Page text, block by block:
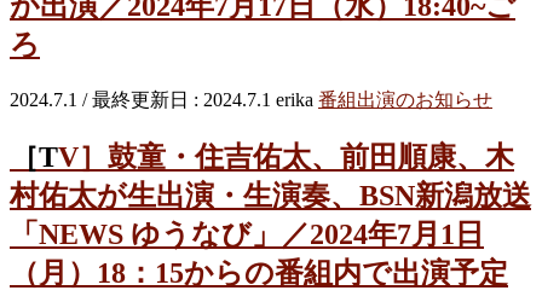
ろ
2024.7.1 / 最終更新日 : 2024.7.1 erika 番組出演のお知らせ
［TV］鼓童・住吉佑太、前田順康、木
村佑太が生出演・生演奏、BSN新潟放送
「NEWS ゆうなび」／2024年7月1日
（月）18：15からの番組内で出演予定